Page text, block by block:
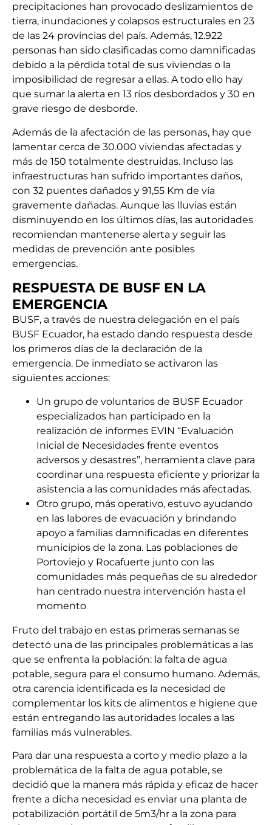
precipitaciones han provocado deslizamientos de
tierra, inundaciones y colapsos estructurales en 23
de las 24 provincias del país. Además, 12.922
personas han sido clasificadas como damnificadas
debido a la pérdida total de sus viviendas o la
imposibilidad de regresar a ellas. A todo ello hay
que sumar la alerta en 13 ríos desbordados y 30 en
grave riesgo de desborde.
Además de la afectación de las personas, hay que
lamentar cerca de 30.000 viviendas afectadas y
más de 150 totalmente destruidas. Incluso las
infraestructuras han sufrido importantes daños,
con 32 puentes dañados y 91,55 Km de vía
gravemente dañadas. Aunque las lluvias están
disminuyendo en los últimos días, las autoridades
recomiendan mantenerse alerta y seguir las
medidas de prevención ante posibles
emergencias.
RESPUESTA DE BUSF EN LA
EMERGENCIA
BUSF, a través de nuestra delegación en el país
BUSF Ecuador, ha estado dando respuesta desde
los primeros días de la declaración de la
emergencia. De inmediato se activaron las
siguientes acciones:
Un grupo de voluntarios de BUSF Ecuador
especializados han participado en la
realización de informes EVIN “Evaluación
Inicial de Necesidades frente eventos
adversos y desastres”, herramienta clave para
coordinar una respuesta eficiente y priorizar la
asistencia a las comunidades más afectadas.
Otro grupo, más operativo, estuvo ayudando
en las labores de evacuación y brindando
apoyo a familias damnificadas en diferentes
municipios de la zona. Las poblaciones de
Portoviejo y Rocafuerte junto con las
comunidades más pequeñas de su alrededor
han centrado nuestra intervención hasta el
momento
Fruto del trabajo en estas primeras semanas se
detectó una de las principales problemáticas a las
que se enfrenta la población: la falta de agua
potable, segura para el consumo humano. Además,
otra carencia identificada es la necesidad de
complementar los kits de alimentos e higiene que
están entregando las autoridades locales a las
familias más vulnerables.
Para dar una respuesta a corto y medio plazo a la
problemática de la falta de agua potable, se
decidió que la manera más rápida y eficaz de hacer
frente a dicha necesidad es enviar una planta de
potabilización portátil de 5m3/hr a la zona para